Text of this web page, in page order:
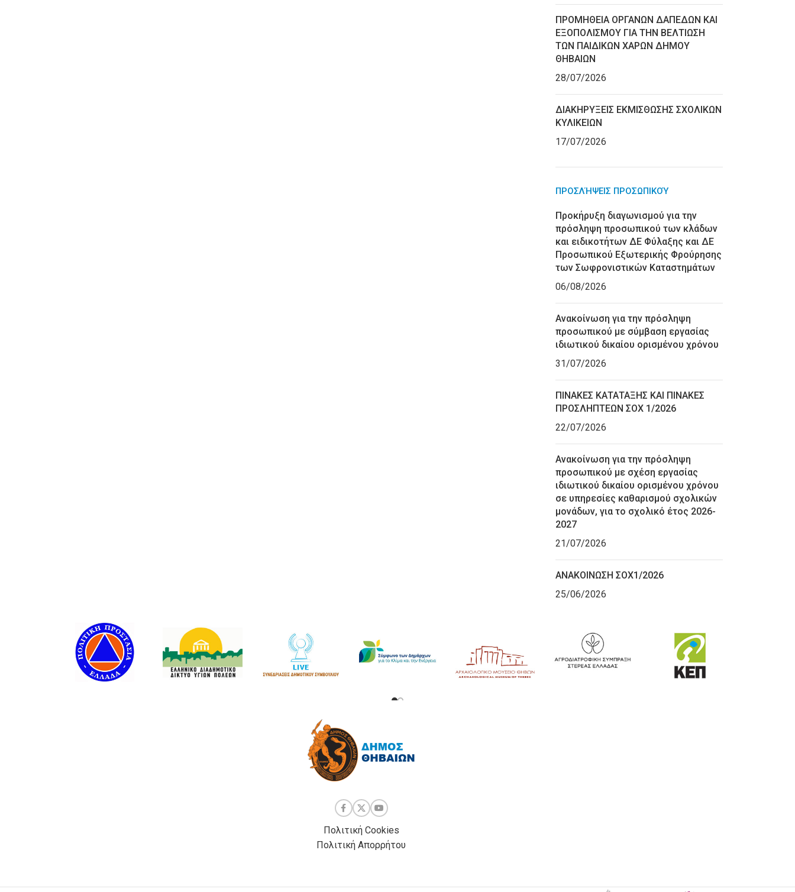
ΠΡΟΜΗΘΕΙΑ ΟΡΓΑΝΩΝ ΔΑΠΕΔΩΝ ΚΑΙ
ΕΞΟΠΟΛΙΣΜΟΥ ΓΙΑ ΤΗΝ ΒΕΛΤΙΩΣΗ
ΤΩΝ ΠΑΙΔΙΚΩΝ ΧΑΡΩΝ ΔΗΜΟΥ
ΘΗΒΑΙΩΝ
28/07/2026
ΔΙΑΚΗΡΥΞΕΙΣ ΕΚΜΙΣΘΩΣΗΣ ΣΧΟΛΙΚΩΝ
ΚΥΛΙΚΕΙΩΝ
17/07/2026
ΠΡΟΣΛΉΨΕΙΣ ΠΡΟΣΩΠΙΚΟΎ
Προκήρυξη διαγωνισμού για την
πρόσληψη προσωπικού των κλάδων
και ειδικοτήτων ΔΕ Φύλαξης και ΔΕ
Προσωπικού Εξωτερικής Φρούρησης
των Σωφρονιστικών Καταστημάτων
06/08/2026
Ανακοίνωση για την πρόσληψη
προσωπικού με σύμβαση εργασίας
ιδιωτικού δικαίου ορισμένου χρόνου
31/07/2026
ΠΙΝΑΚΕΣ ΚΑΤΑΤΑΞΗΣ ΚΑΙ ΠΙΝΑΚΕΣ
ΠΡΟΣΛΗΠΤΕΩΝ ΣΟΧ 1/2026
22/07/2026
Ανακοίνωση για την πρόσληψη
προσωπικού με σχέση εργασίας
ιδιωτικού δικαίου ορισμένου χρόνου
σε υπηρεσίες καθαρισμού σχολικών
μονάδων, για το σχολικό έτος 2026-
2027
21/07/2026
ΑΝΑΚΟΙΝΩΣΗ ΣΟΧ1/2026
25/06/2026
Πολιτική Cookies
Πολιτική Απορρήτου